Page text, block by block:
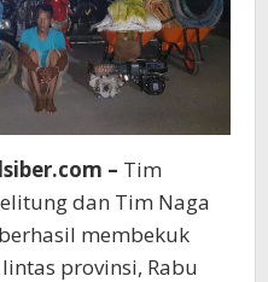
– Tim
dan Tim Naga
membekuk
provinsi, Rabu